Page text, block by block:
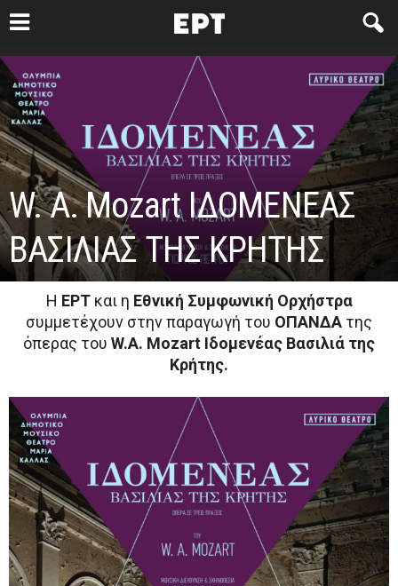
W. A. Mozart ΙΔΟΜΕΝΕΑΣ
ΒΑΣΙΛΙΑΣ ΤΗΣ ΚΡΗΤΗΣ
Η ΕΡΤκαι η Εθνική Συμφωνική Ορχήστρα
συμμετέχουν στην παραγωγή του ΟΠΑΝΔΑ της
όπερας του W.A. Mozart Ιδομενέας Βασιλιά της
Κρήτης.